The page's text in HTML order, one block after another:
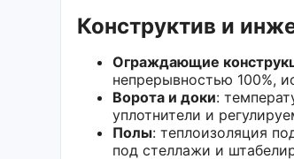
Конструктив и
Ограждающие
непрерывностью 100%,
Ворота и доки:
уплотнители и
Полы: теплоизоляция
под стеллажи и